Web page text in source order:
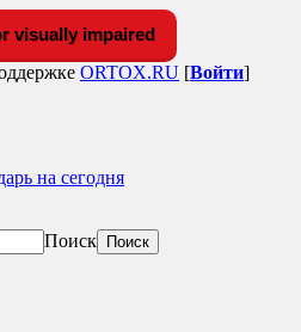
visually impaired
ORTOX.RU [Войти]
на сегодня
Поиск